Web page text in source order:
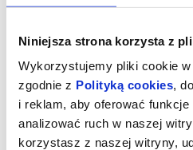
Niniejsza strona korzysta z
Wykorzystujemy pliki cookie w
zgodnie z Polityką cookies,
i reklam, aby oferować funkcje
analizować ruch w naszej
korzystasz z naszej witryny,
DLA DZIECI